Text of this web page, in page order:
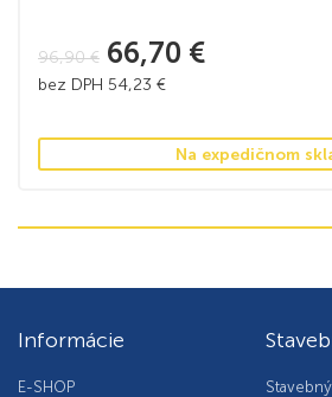
96,90€ 66,70 €
bez DPH 54,23 €
Na expedičnom
Informácie
E-SHOP